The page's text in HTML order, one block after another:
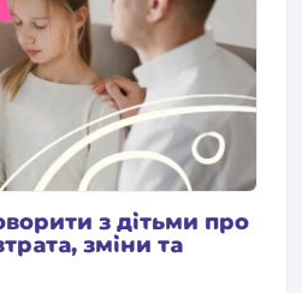
з дітьми про
зміни та